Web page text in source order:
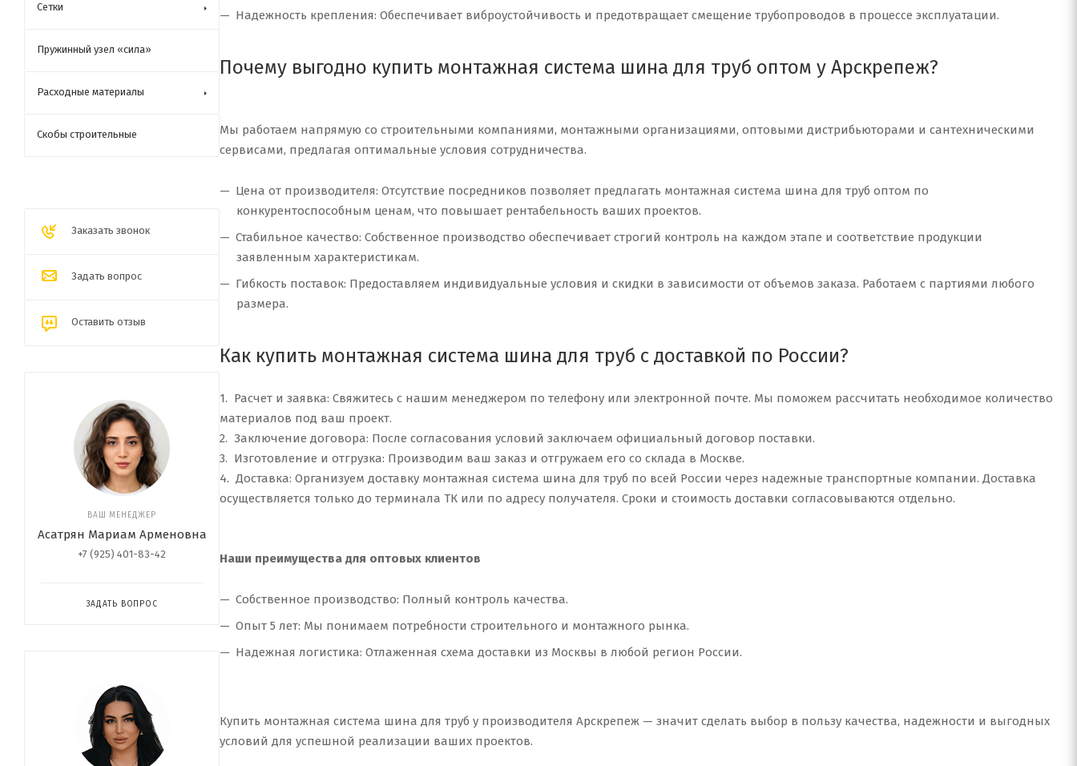
Надежность крепления: Обеспечивает виброустойчивость и предотвращает смещение трубопроводов в процессе эксплуатации.
Почему выгодно купить монтажная система шина для труб оптом у Арскрепеж?
Мы работаем напрямую со строительными компаниями, монтажными организациями, оптовыми дистрибьюторами и сантехническими
сервисами, предлагая оптимальные условия сотрудничества.
Цена от производителя: Отсутствие посредников позволяет предлагать монтажная система шина для труб оптом по
конкурентоспособным ценам, что повышает рентабельность ваших проектов.
Стабильное качество: Собственное производство обеспечивает строгий контроль на каждом этапе и соответствие продукции
заявленным характеристикам.
Гибкость поставок: Предоставляем индивидуальные условия и скидки в зависимости от объемов заказа. Работаем с партиями любого
размера.
Как купить монтажная система шина для труб с доставкой по России?
1. Расчет и заявка: Свяжитесь с нашим менеджером по телефону или электронной почте. Мы поможем рассчитать необходимое количество
материалов под ваш проект.
2. Заключение договора: После согласования условий заключаем официальный договор поставки.
3. Изготовление и отгрузка: Производим ваш заказ и отгружаем его со склада в Москве.
4. Доставка: Организуем доставку монтажная система шина для труб по всей России через надежные транспортные компании. Доставка
осуществляется только до терминала ТК или по адресу получателя. Сроки и стоимость доставки согласовываются отдельно.
Наши преимущества для оптовых клиентов
Собственное производство: Полный контроль качества.
Опыт 5 лет: Мы понимаем потребности строительного и монтажного рынка.
Надежная логистика: Отлаженная схема доставки из Москвы в любой регион России.
Купить монтажная система шина для труб у производителя Арскрепеж — значит сделать выбор в пользу качества, надежности и выгодных
условий для успешной реализации ваших проектов.
Сетки
Пружинный узел «сила»
Расходные материалы
Скобы строительные
Заказать звонок
Задать вопрос
Оставить отзыв
ВАШ МЕНЕДЖЕР
Асатрян Мариам Арменовна
+7 (925) 401-83-42
ЗАДАТЬ ВОПРОС